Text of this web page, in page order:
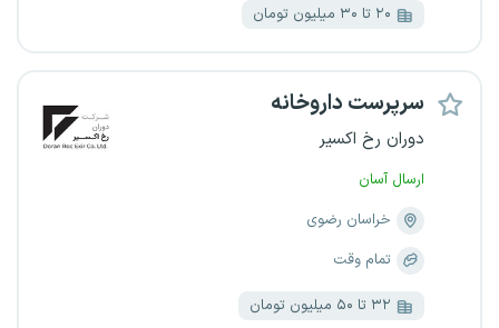
۲۰ تا ۳۰ میلیون تومان
سرپرست داروخانه
دوران رخ اکسیر
ارسال آسان
خراسان رضوی
تمام وقت
۳۲ تا ۵۰ میلیون تومان